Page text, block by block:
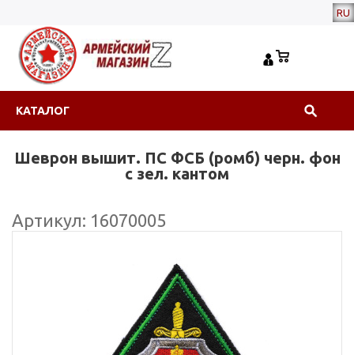
RU
КАТАЛОГ
Шеврон вышит. ПС ФСБ (ромб) черн. фон
с зел. кантом
Артикул: 16070005